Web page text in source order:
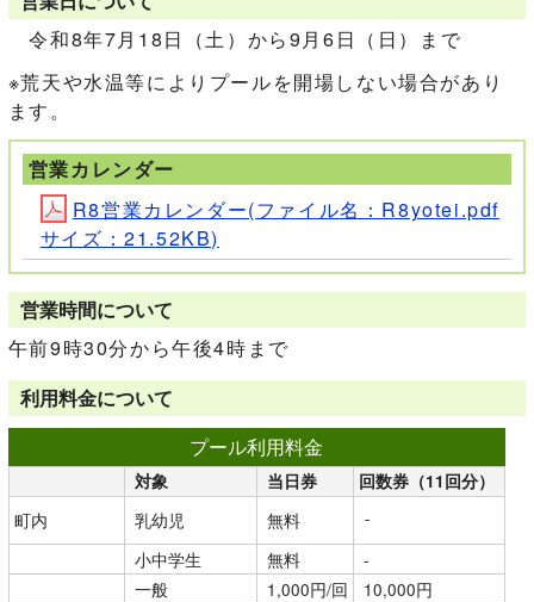
令和8年7月18日（土）から9月6日（日）まで
※荒天や水温等によりプールを開場しない場合があり
ます。
営業カレンダー
R8営業カレンダー(ファイル名：R8yotei.pdf
サイズ：21.52KB)
営業時間について
午前9時30分から午後4時まで
利用料金について
プール利用料金
対象 当日券 回数券（11回分）
町内 乳幼児 無料
-
小中学生
無料
-
一般
1,000円/回
10,000円